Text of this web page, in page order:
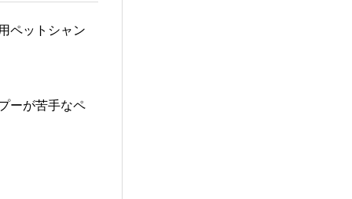
ペットシャン
ーが苦手なペ